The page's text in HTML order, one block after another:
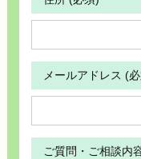
メールアドレス (
ご質問・ご相談内